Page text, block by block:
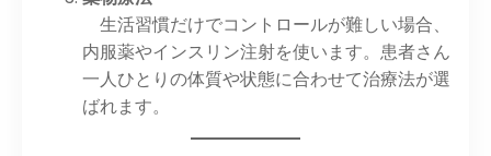
生活習慣だけでコントロールが難しい場合、
内服薬やインスリン注射を使います。患者さん
一人ひとりの体質や状態に合わせて治療法が選
ばれます。